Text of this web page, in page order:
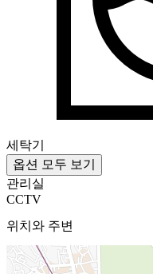
세탁기
옵션 모두 보기
관리실
CCTV
위치와 주변